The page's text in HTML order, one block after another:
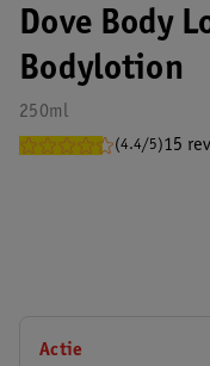
Dove Body
Bodylotion
250ml
(4.4/5)15
Actie